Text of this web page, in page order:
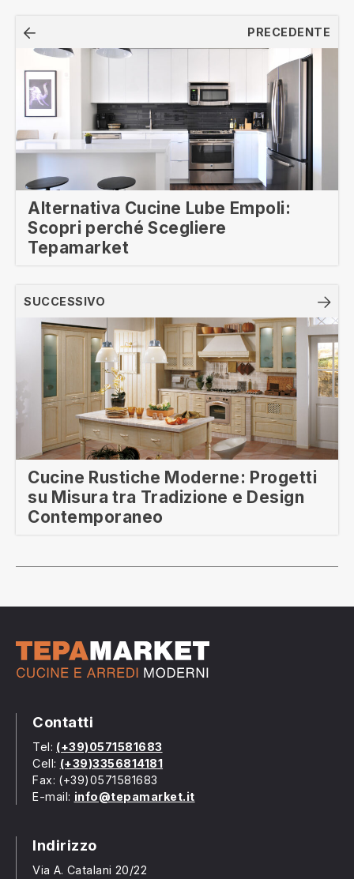
Navigazione
articoli
PRECEDENTE
Alternativa Cucine Lube Empoli:
Scopri perché Scegliere
Tepamarket
SUCCESSIVO
Cucine Rustiche Moderne: Progetti
su Misura tra Tradizione e Design
Contemporaneo
Contatti
Tel: (+39)0571581683
Cell: (+39)3356814181
Fax: (+39)0571581683
E-mail: info@tepamarket.it
Indirizzo
Via A. Catalani 20/22